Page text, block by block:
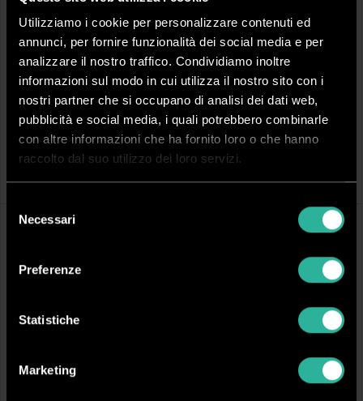
Utilizziamo i cookie per personalizzare contenuti ed
annunci, per fornire funzionalità dei social media e per
analizzare il nostro traffico. Condividiamo inoltre
informazioni sul modo in cui utilizza il nostro sito con i
nostri partner che si occupano di analisi dei dati web,
pubblicità e social media, i quali potrebbero combinarle
con altre informazioni che ha fornito loro o che hanno
raccolto dal suo utilizzo dei loro servizi.
delNecessari
Preferenze
Statistiche
Marketing
STAGO ESM 20 STAGO PB 1015 S
manuale con tavolo mobile - 1 testa